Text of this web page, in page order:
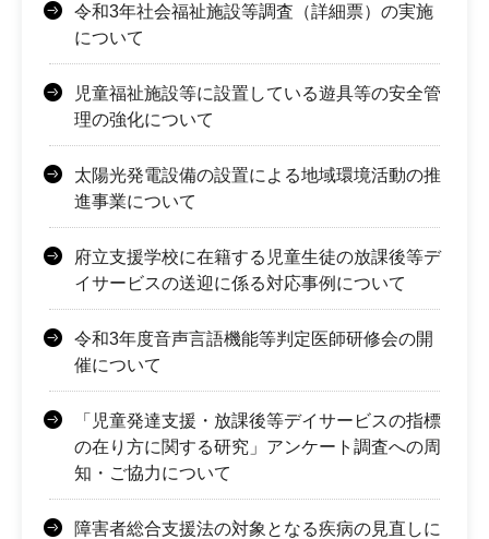
令和3年社会福祉施設等調査（詳細票）の実施
について
児童福祉施設等に設置している遊具等の安全管
理の強化について
太陽光発電設備の設置による地域環境活動の推
進事業について
府立支援学校に在籍する児童生徒の放課後等デ
イサービスの送迎に係る対応事例について
令和3年度音声言語機能等判定医師研修会の開
催について
「児童発達支援・放課後等デイサービスの指標
の在り方に関する研究」アンケート調査への周
知・ご協力について
障害者総合支援法の対象となる疾病の見直しに